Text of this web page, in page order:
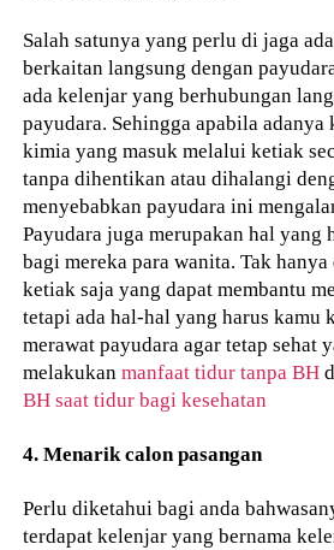
Salah satunya yang perlu di jaga
berkaitan langsung dengan
ada kelenjar yang berhubungan
payudara. Sehingga apabila
kimia yang masuk melalui ketiak
tanpa dihentikan atau dihalangi
menyebabkan payudara ini
Payudara juga merupakan hal yang
bagi mereka para wanita. Tak
ketiak saja yang dapat membantu
tetapi ada hal-hal yang harus kamu
merawat payudara agar tetap sehat
melakukanmanfaat tidur tanpa BH
BH saat tidur bagi kesehatan
4. Menarik calon pasangan
Perlu diketahui bagi anda
terdapat kelenjar yang bernama